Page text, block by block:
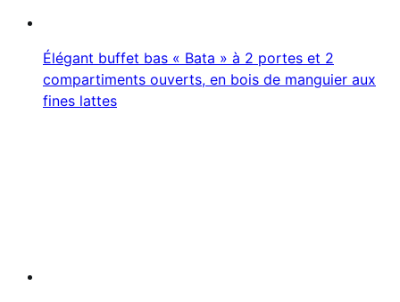
Élégant buffet bas « Bata » à 2 portes et 2
compartiments ouverts, en bois de manguier aux
fines lattes